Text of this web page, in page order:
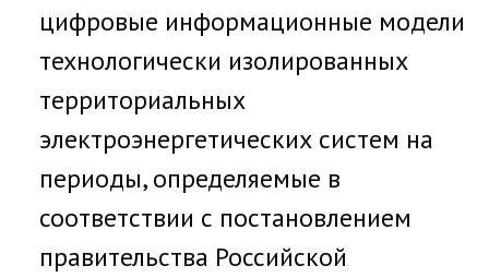
цифровые информационные модели
технологически изолированных
территориальных
электроэнергетических систем на
периоды, определяемые в
соответствии с постановлением
правительства Российской